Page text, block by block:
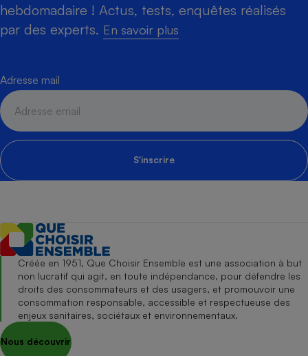
hebdomadaire ! Actus, tests, enquêtes réalisés
par des experts. En savoir plus
Adresse mail
S'inscrire
Créée en 1951, Que Choisir Ensemble est une association à but
non lucratif qui agit, en toute indépendance, pour défendre les
droits des consommateurs et des usagers, et promouvoir une
consommation responsable, accessible et respectueuse des
enjeux sanitaires, sociétaux et environnementaux.
Nous découvrir